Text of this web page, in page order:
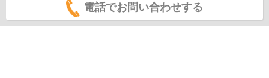
電話でお問い合わせする